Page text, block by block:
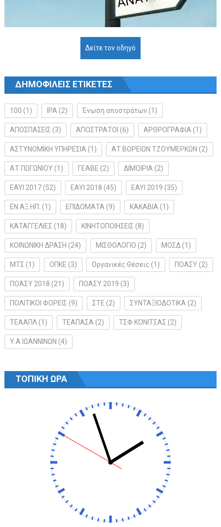
Δείτε τον οδηγό
ΔΗΜΟΦΙΛΕΙΣ ΕΤΙΚΕΤΕΣ
100 (1) IPA (2) Ένωση αποστράτων(1)
ΑΠΟΣΠΑΣΕΙΣ (3) ΑΠΟΣΤΡΑΤΟΙ (6) ΑΡΘΡΟΓΡΑΦΙΑ (1)
ΑΣΤΥΝΟΜΙΚΗ ΥΠΗΡΕΣΙΑ (1) ΑΤ ΒΟΡΕΙΩΝ ΤΖΟΥΜΕΡΚΩΝ (2)
ΑΤ ΠΩΓΩΝΙΟΥ(1) ΓΕΑΒΕ (2) ΔΙΜΟΙΡΙΑ (2)
ΕΑΥΙ 2017(52) ΕΑΥΙ 2018 (45) ΕΑΥΙ 2019 (35)
ΕΝ.ΑΞ.ΗΠ. (1) ΕΠΙΔΟΜΑΤΑ (9) ΚΑΚΑΒΙΑ (1)
ΚΑΤΑΓΓΕΛΙΕΣ (18) ΚΙΝΗΤΟΠΟΙΗΣΕΙΣ (8)
ΚΟΙΝΩΝΙΚΗ ΔΡΑΣΗ (24) ΜΙΣΘΟΛΟΓΙΟ (2) ΜΟΣΔ(1)
ΜΤΣ (1) ΟΠΚΕ (3) Οργανικές Θέσεις (1) ΠΟΑΣΥ(2)
ΠΟΑΣΥ 2018 (21) ΠΟΑΣΥ 2019 (3)
ΠΟΛΙΤΙΚΟΙ ΦΟΡΕΙΣ (9) ΣΤΕ (2) ΣΥΝΤΑΞΙΟΔΟΤΙΚΑ (2)
ΤΕΑΑΠΛ(1) ΤΕΑΠΑΣΑ (2) ΤΣΦ ΚΟΝΙΤΣΑΣ (2)
Υ.Α ΙΩΑΝΝΙΝΩΝ (4)
ΤΟΠΙΚΗ ΩΡΑ